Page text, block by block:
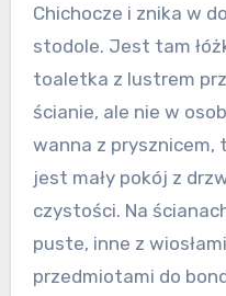
Chichocze i znika w
stodole. Jest tam
toaletka z lustrem
ścianie, ale nie w
wanna z prysznicem,
jest mały pokój z
czystości. Na
puste, inne z
przedmiotami do